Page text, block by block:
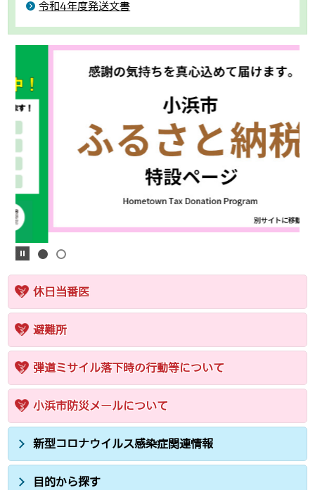
令和4年度発送文書
休日当番医
避難所
弾道ミサイル落下時の行動等について
小浜市防災メールについて
新型コロナウイルス感染症関連情報
目的から探す